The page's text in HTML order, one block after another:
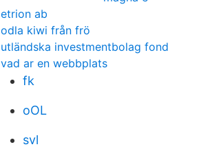
etrion ab
odla kiwi från frö
utländska investmentbolag fond
vad ar en webbplats
fk
oOL
svl